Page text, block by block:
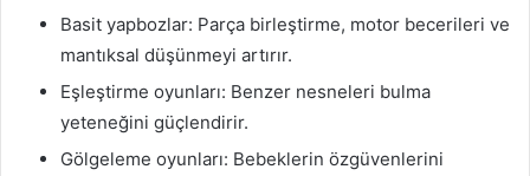
Basit yapbozlar: Parça birleştirme, motor becerileri ve
mantıksal düşünmeyi artırır.
Eşleştirme oyunları: Benzer nesneleri bulma
yeteneğini güçlendirir.
Gölgeleme oyunları: Bebeklerin özgüvenlerini